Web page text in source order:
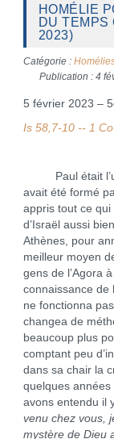
HOMÉLIE
DU TEMPS
2023)
Catégorie :
Publication : 4
5 février 2023 –
Is 58,7-10 -- 1
Paul était l’un
avait été formé
appris tout ce
d’Israël aussi
Athènes, pour
meilleur moyen
gens de l’Agora
connaissance de
ne fonctionna
changea de
beaucoup plus
comptant peu
dans sa chair la
quelques années
avons entendu il
venu chez vous,
mystère de Dieu